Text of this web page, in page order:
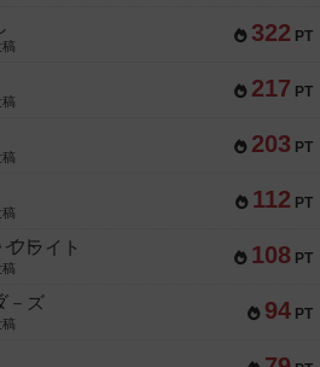
322 PT
217 PT
203 PT
112 PT
108 PT
フライト
94 PT
－ズ